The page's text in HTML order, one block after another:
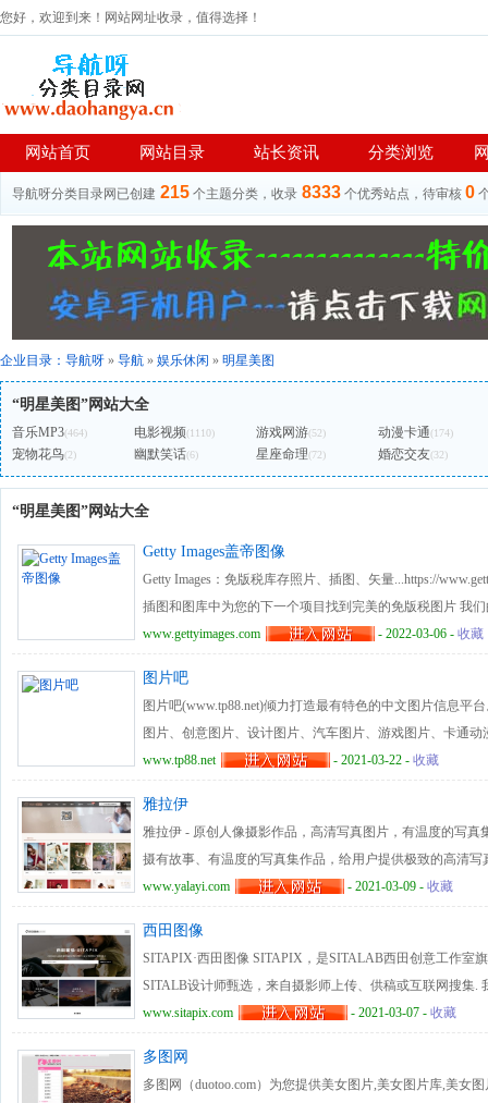
您好，欢迎到来！网站网址收录，值得选择！
网站首页 网站目录 站长资讯 分类浏览
导航呀分类目录网已创建 215 个主题分类，收录 8333 个优秀站点，待审核 0
企业目录： 导航呀 » 导航 » 娱乐休闲 » 明星美图
“明星美图”网站大全
音乐MP3(464) 电影视频(1110) 游戏网游(52) 动漫卡通(174)
宠物花鸟(2) 幽默笑话(6) 星座命理(72) 婚恋交友(32)
“明星美图”网站大全
Getty Images盖帝图像
Getty Images：免版税库存照片、插图、矢量...https://
插图和图库中为您的下一个项目找到完美的免版税图片 我
念提供动力。我们敏锐地意识到，每天，我们的业务都会
以及帮助社区繁荣的慷慨。
www.gettyimages.com - 2022-03-06 - 收藏
图片吧
图片吧(www.tp88.net)倾力打造最有特色的中文图片信息平
图片、创意图片、设计图片、汽车图片、游戏图片、卡通
www.tp88.net
- 2021-03-22 - 收藏
雅拉伊
雅拉伊 - 原创人像摄影作品，高清写真图片，有温度的写
摄有故事、有温度的写真集作品，给用户提供极致的高清写
www.yalayi.com
- 2021-03-09 - 收藏
西田图像
SITAPIX·西田图像 SITAPIX，是SITALAB西田创意工作室
SITALB设计师甄选，来自摄影师上传、供稿或互联网搜集.
片，改善国内的图片版权环境；通过免费使用带有免版权
图片素材、高清壁纸、高清大图、原图下载、摄影欣赏、摄
版权图片,免版图片,高清图片,摄影,平面设计,设计,图片素材
www.sitapix.com - 2021-03-07 - 收藏
多图网
多图网（duotoo.com）为您提供美女图片,美女图片库,美女